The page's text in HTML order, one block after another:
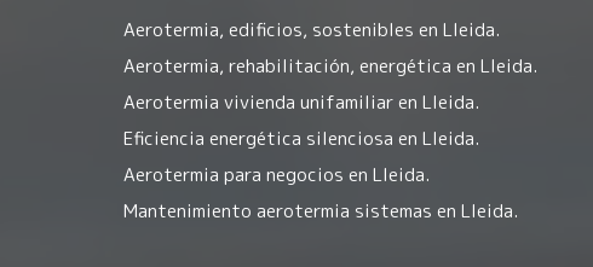
Aerotermia, edificios, sostenibles en Lleida.
Aerotermia, rehabilitación, energética en Lleida.
Aerotermia vivienda unifamiliar en Lleida.
Eficiencia energética silenciosa en Lleida.
Aerotermia para negocios en Lleida.
Mantenimiento aerotermia sistemas en Lleida.